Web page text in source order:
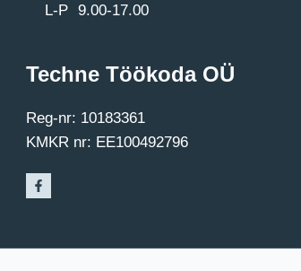
L-P 9.00-17.00
Techne Töökoda OÜ
Reg-nr: 10183361
KMKR nr: EE100492796